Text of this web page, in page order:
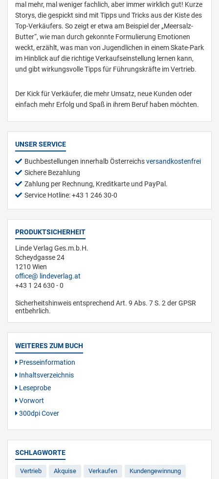
mal mehr, mal weniger fachlich, aber immer wirklich gut! Kurze
Storys, die gespickt sind mit Tipps und Tricks aus der Kiste des
Top-Verkäufers. So zeigt er etwa am Beispiel der „Meersalz-
Butter“, wie man durch gekonnte Formulierung Emotionen
weckt, erzählt, was man von Jugendlichen in einem Skate-Park
im Hinblick auf die richtige Verkaufseinstellung lernen kann,
und gibt wirkungsvolle Tipps für Führungskräfte im Vertrieb.
Der Kick für Verkäufer, die mehr Umsatz, neue Kunden oder
einfach mehr Erfolg und Spaß in ihrem Beruf haben möchten.
UNSER SERVICE
Buchbestellungen innerhalb Österreichsversandkostenfrei
Sichere Bezahlung
Zahlung per Rechnung, Kreditkarte und PayPal.
Service Hotline: +43 1 246 30-0
PRODUKTSICHERHEIT
Linde Verlag Ges.m.b.H.
Scheydgasse 24
1210 Wien
office
lindeverlag.at
+43 1 24 630 - 0
Sicherheitshinweis entsprechend Art. 9 Abs. 7 S. 2 der GPSR
entbehrlich.
WEITERES ZUM BUCH
Presseinformation
Inhaltsverzeichnis
Leseprobe
Vorwort
300dpi Cover
SCHLAGWORTE
Vertrieb Akquise Verkaufen Kundengewinnung